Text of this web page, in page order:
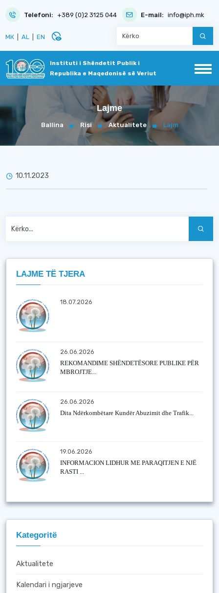
Telefoni: +389 (0)2 3125 044 E-mail: info@iph.mk
МК AL EN disabled_visible
Instituti i Shëndetit Publik i
Republika e Maqedonisë së Veriut
Lajme
Ballina Risi Aktualitete Lajm
10.11.2023
LAJME TË TJERA
18.07.2026
26.06.2026
REKOMANDIME SHËNDETËSORE PUBLIKE PËR
MBROJTJE...
26.06.2026
Dita Ndërkombëtare Kundër Abuzimit dhe Trafik...
19.06.2026
INFORMACION LIDHUR ME PARAQITJEN E NJË
RASTI ...
Kategoritë
Aktualitete
Kalendari i ngjarjeve